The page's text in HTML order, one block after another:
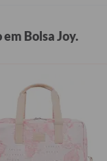
Bolsa Joy.